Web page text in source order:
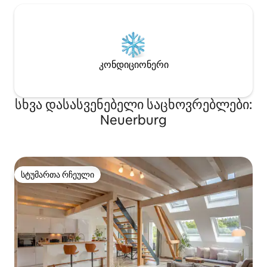
კონდიციონერი
სხვა დასასვენებელი საცხოვრებლები:
Neuerburg
სტუმართა რჩეული
სტუმართა რჩეული